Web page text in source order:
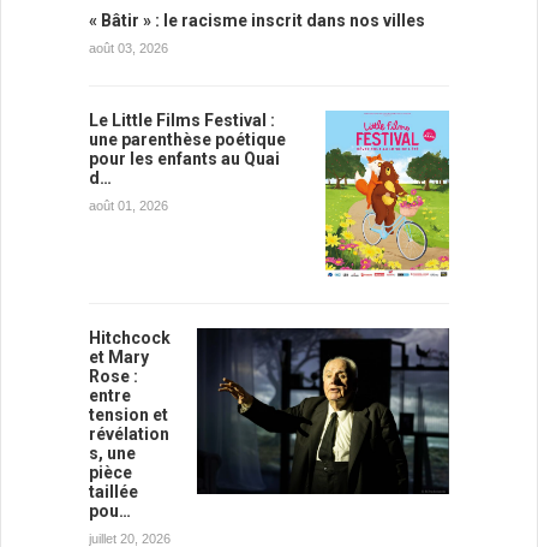
« Bâtir » : le racisme inscrit dans nos villes
août 03, 2026
Le Little Films Festival :
une parenthèse poétique
pour les enfants au Quai
d…
août 01, 2026
Hitchcock
et Mary
Rose :
entre
tension et
révélation
s, une
pièce
taillée
pou…
juillet 20, 2026